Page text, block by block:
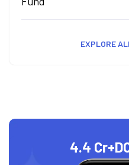
EXPLORE
4.4 Cr+